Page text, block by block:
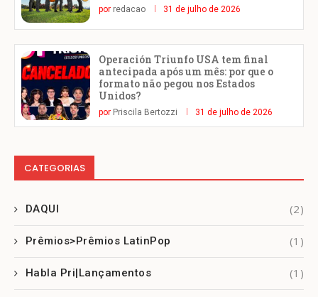
por redacao 31 de julho de 2026
Operación Triunfo USA tem final
antecipada após um mês: por que o
formato não pegou nos Estados
Unidos?
por Priscila Bertozzi 31 de julho de 2026
CATEGORIAS
DAQUI (2)
Prêmios>Prêmios LatinPop (1)
Habla Pri|Lançamentos (1)